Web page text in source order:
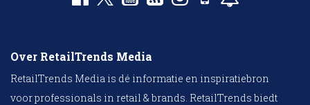
Over RetailTrends Media
RetailTrends Media is dé informatie en inspiratiebron
voor professionals in retail & brands. RetailTrends biedt